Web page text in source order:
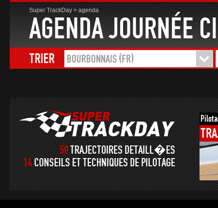
Super TrackDay>agenda
AGENDA JOURNÉE
TRIER BOURBONNAIS (FR)
50TRAJECTOIRES DETAILL�ES
14CONSEILS ET TECHNIQUES DE PILOTAGE